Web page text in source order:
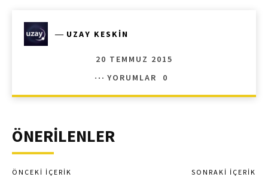
― UZAY KESKIN
20 TEMMUZ 2015
YORUMLAR
0
ÖNERİLENLER
ÖNCEKI İÇERIK SONRAKI İÇERIK